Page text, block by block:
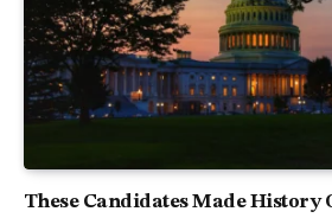
These Candidates Made History